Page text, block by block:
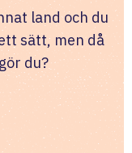
land och du
sätt, men då
du?